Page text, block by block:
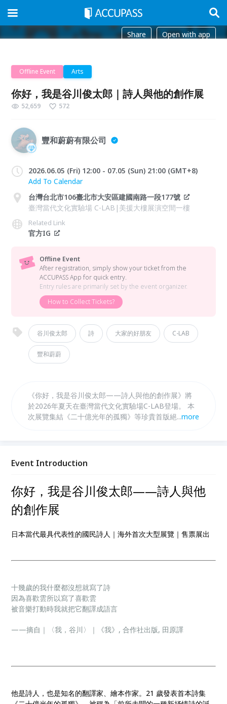
Share Open with app
Offline Event Arts
你好，我是谷川俊太郎｜詩人與他的創作展
52,659 572
豐和蔚蔚有限公司
2026.06.05 (Fri) 12:00 - 07.05 (Sun) 21:00 (GMT+8)
Add To Calendar
台灣台北市106臺北市大安區建國南路一段177號
臺灣當代文化實驗場 C-LAB|美援大樓展演空間一樓
Related Link
官方IG
Offline Event
After registration, simply show your ticket from the
ACCUPASS App for quick entry.
Entry rules are primarily set by the event organizer.
How to Collect Tickets?
谷川俊太郎 詩 大家的好朋友 C-LAB
豐和蔚蔚
《你好，我是谷川俊太郎——詩人與他的創作展》將
於2026年夏天在臺灣當代文化實驗場C-LAB登場。 本
次展覽集結《二十億光年的孤獨》等珍貴首版絕版原
作，並邀請林強、鄭宜農、鄧九雲等台灣創作者，以聲
...more
Event Introduction
你好，我是谷川俊太郎——詩人與他
的創作展
日本當代最具代表性的國民詩人｜海外首次大型展覽｜售票展出
十幾歲的我什麼都沒想就寫了詩
因為喜歡雲所以寫了喜歡雲
被音樂打動時我就把它翻譯成語言
——摘自｜〈我，谷川〉｜《我》, 合作社出版, 田原譯
他是詩人，也是知名的翻譯家、繪本作家。21 歲發表首本詩集